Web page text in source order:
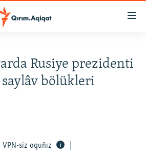
Rusiye prezidenti
saylâv bölükleri
VPN-siz oquñız